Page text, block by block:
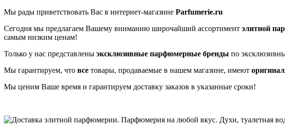
Мы рады приветствовать Вас в интернет-магазине Parfumerie.ru
Сегодня мы предлагаем Вашему вниманию широчайший ассортимент элитной
самым низким ценам!
Только у нас представлены эксклюзивные парфюмерные бренды по
Мы гарантируем, что все товары, продаваемые в нашем магазине, имеют
Мы ценим Ваше время и гарантируем доставку заказов в указанные сроки!